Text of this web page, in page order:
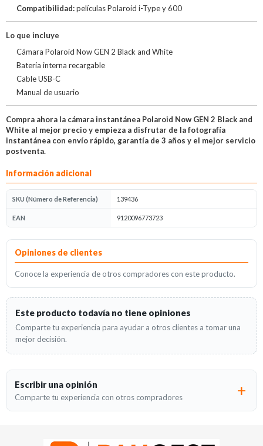
Compatibilidad:películas Polaroid i-Type y 600
Lo que incluye
Cámara Polaroid Now GEN 2 Black and White
Batería interna recargable
Cable USB-C
Manual de usuario
Compra ahora la cámara instantánea Polaroid Now GEN 2 Black and
White al mejor precio y empieza a disfrutar de la fotografía
instantánea con envío rápido, garantía de 3 años y el mejor servicio
postventa.
Información adicional
SKU (Número de Referencia) 139436
EAN 9120096773723
Opiniones
Opiniones de clientes
Conoce la experiencia de otros compradores con este producto.
Este producto todavía no tiene opiniones
Comparte tu experiencia para ayudar a otros clientes a tomar una
mejor decisión.
Escribir una opinión
Comparte tu experiencia con otros compradores